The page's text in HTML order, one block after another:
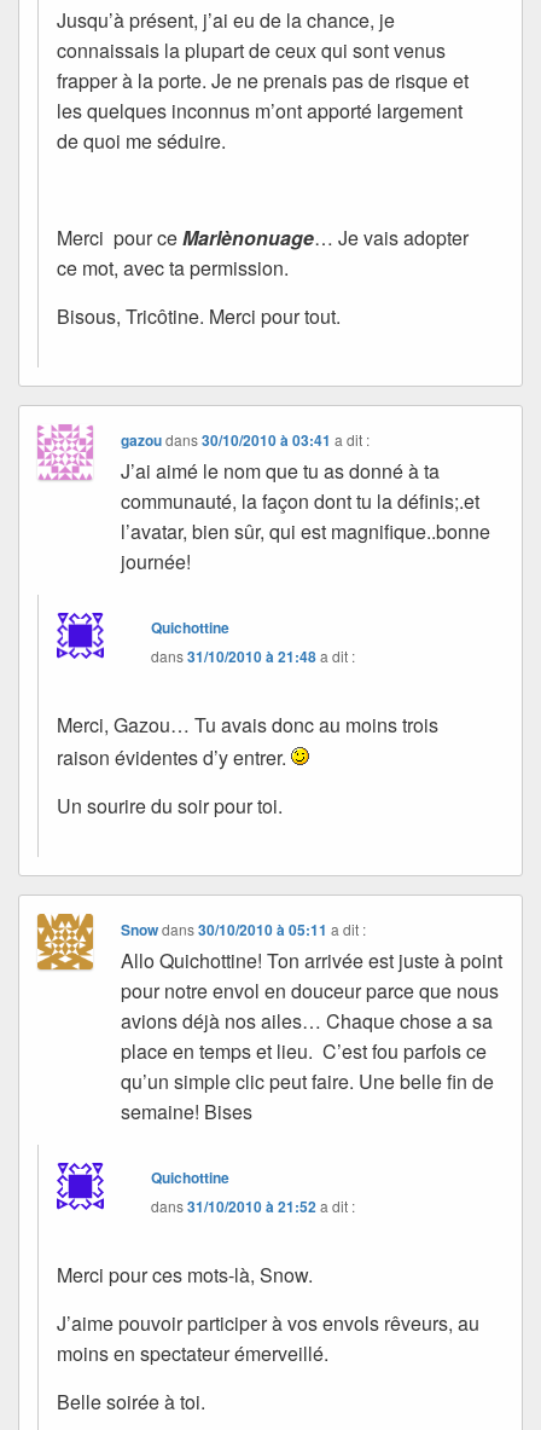
Jusqu’à présent, j’ai eu de la chance, je
connaissais la plupart de ceux qui sont venus
frapper à la porte. Je ne prenais pas de risque et
les quelques inconnus m’ont apporté largement
de quoi me séduire.
Merci pour ceMarlènonuage… Je vais adopter
ce mot, avec ta permission.
Bisous, Tricôtine. Merci pour tout.
gazoudans30/10/2010 à 03:41 a dit :
J’ai aimé le nom que tu as donné à ta
communauté, la façon dont tu la définis;.et
l’avatar, bien sûr, qui est magnifique..bonne
journée!
Quichottine
dans31/10/2010 à 21:48a dit :
Merci, Gazou… Tu avais donc au moins trois
raison évidentes d’y entrer.
Un sourire du soir pour toi.
Snowdans30/10/2010 à 05:11 a dit :
Allo Quichottine! Ton arrivée est juste à point
pour notre envol en douceur parce que nous
avions déjà nos ailes… Chaque chose a sa
place en temps et lieu. C’est fou parfois ce
qu’un simple clic peut faire. Une belle fin de
semaine! Bises
Quichottine
dans31/10/2010 à 21:52a dit :
Merci pour ces mots-là, Snow.
J’aime pouvoir participer à vos envols rêveurs, au
moins en spectateur émerveillé.
Belle soirée à toi.